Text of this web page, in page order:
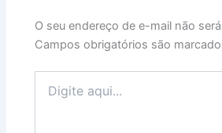
O seu endereço de e-mail não
Campos obrigatórios são
aqui...